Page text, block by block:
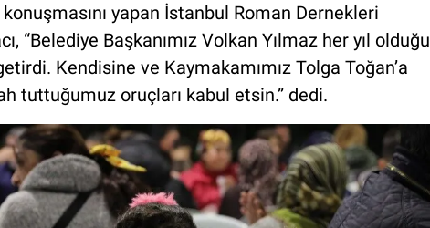
konuşmasını yapan İstanbul Roman Dernekleri
“Belediye Başkanımız Volkan Yılmaz her yıl olduğu
Kendisine ve Kaymakamımız Tolga Toğan’a
tuttuğumuz oruçları kabul etsin.” dedi.